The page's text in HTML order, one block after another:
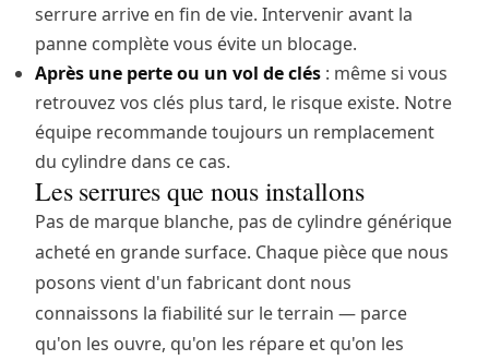
serrure arrive en fin de vie. Intervenir avant la
panne complète vous évite un blocage.
Après une perte ou un vol de clés : même si vous
retrouvez vos clés plus tard, le risque existe. Notre
équipe recommande toujours un remplacement
du cylindre dans ce cas.
Les serrures que nous installons
Pas de marque blanche, pas de cylindre générique
acheté en grande surface. Chaque pièce que nous
posons vient d'un fabricant dont nous
connaissons la fiabilité sur le terrain — parce
qu'on les ouvre, qu'on les répare et qu'on les